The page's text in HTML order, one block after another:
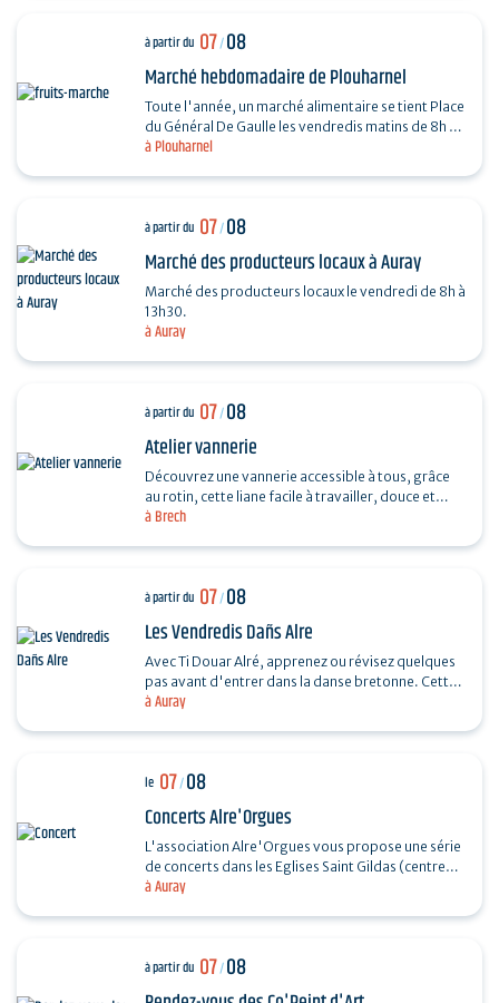
à Plouharnel
à partir du 07/08
Marché hebdomadaire de Plouharnel
Toute l'année, un marché alimentaire se tient Place
du Général De Gaulle les vendredis matins de 8h à
13h.
à Auray
à partir du 07/08
Marché des producteurs locaux à Auray
Marché des producteurs locaux le vendredi de 8h à
13h30.
à Brech
à partir du 07/08
Atelier vannerie
Découvrez une vannerie accessible à tous, grâce
au rotin, cette liane facile à travailler, douce et
à Auray
à partir du 07/08
Les Vendredis Dañs Alre
Avec Ti Douar Alré, apprenez ou révisez quelques
pas avant d'entrer dans la danse bretonne. Cette
initiation est suivie d'un fest-noz animé par un…
à Auray
le 07/08
Concerts Alre'Orgues
L'association Alre'Orgues vous propose une série
de concerts dans les Eglises Saint Gildas (centre-
à partir du 07/08